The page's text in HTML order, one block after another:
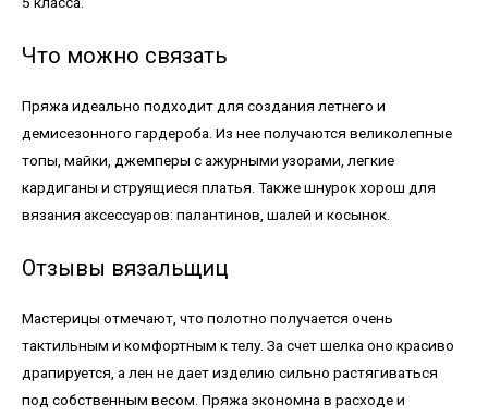
Что можно связать
Пряжа идеально подходит для создания летнего и
демисезонного гардероба. Из нее получаются великолепные
топы, майки, джемперы с ажурными узорами, легкие
кардиганы и струящиеся платья. Также шнурок хорош для
вязания аксессуаров: палантинов, шалей и косынок.
Отзывы вязальщиц
Мастерицы отмечают, что полотно получается очень
тактильным и комфортным к телу. За счет шелка оно красиво
драпируется, а лен не дает изделию сильно растягиваться
под собственным весом. Пряжа экономна в расходе и